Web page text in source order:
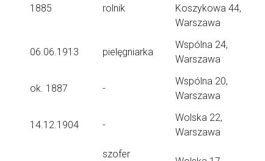
1885 rolnik
Koszykowa 44,
Warszawa
06.06.1913 pielęgniarka
Wspólna 24,
Warszawa
ok. 1887 -
Wspólna 20,
Warszawa
14.12.1904 -
Wolska 22,
Warszawa
szofer